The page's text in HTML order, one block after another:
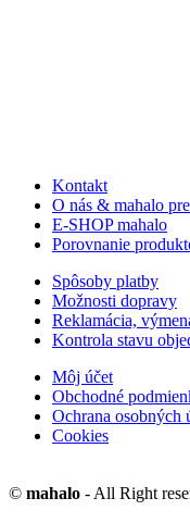
Kontakt
O nás & mahalo
E-SHOP mahalo
Porovnanie
Spôsoby platby
Možnosti dopravy
Reklamácia,
Kontrola stavu
Môj účet
Obchodné
Ochrana osobných
Cookies
© mahalo - All Right